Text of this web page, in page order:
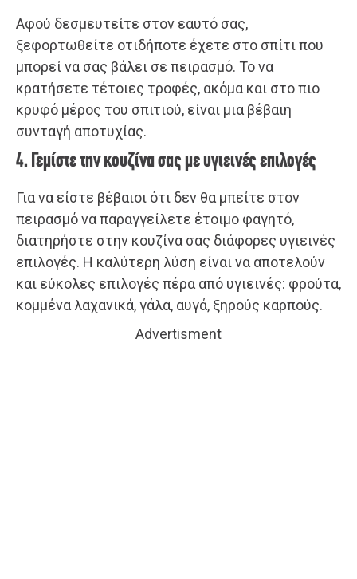
Αφού δεσμευτείτε στον εαυτό σας,
ξεφορτωθείτε οτιδήποτε έχετε στο σπίτι που
μπορεί να σας βάλει σε πειρασμό. Το να
κρατήσετε τέτοιες τροφές, ακόμα και στο πιο
κρυφό μέρος του σπιτιού, είναι μια βέβαιη
συνταγή αποτυχίας.
4. Γεμίστε την κουζίνα σας με υγιεινές επιλογές
Για να είστε βέβαιοι ότι δεν θα μπείτε στον
πειρασμό να παραγγείλετε έτοιμο φαγητό,
διατηρήστε στην κουζίνα σας διάφορες υγιεινές
επιλογές. Η καλύτερη λύση είναι να αποτελούν
και εύκολες επιλογές πέρα από υγιεινές: φρούτα,
κομμένα λαχανικά, γάλα, αυγά, ξηρούς καρπούς.
Advertisment